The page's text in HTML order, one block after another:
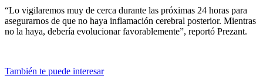
“Lo vigilaremos muy de cerca durante las próximas 24 horas para
asegurarnos de que no haya inflamación cerebral posterior. Mientras
no la haya, debería evolucionar favorablemente”, reportó Prezant.
También te puede interesar